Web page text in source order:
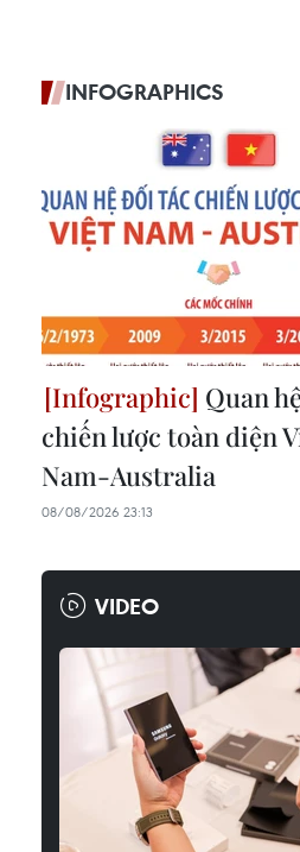
INFOGRAPHICS
Quan
chiến lược toàn diện
Nam-Australia
08/08/2026 23:13
VIDEO